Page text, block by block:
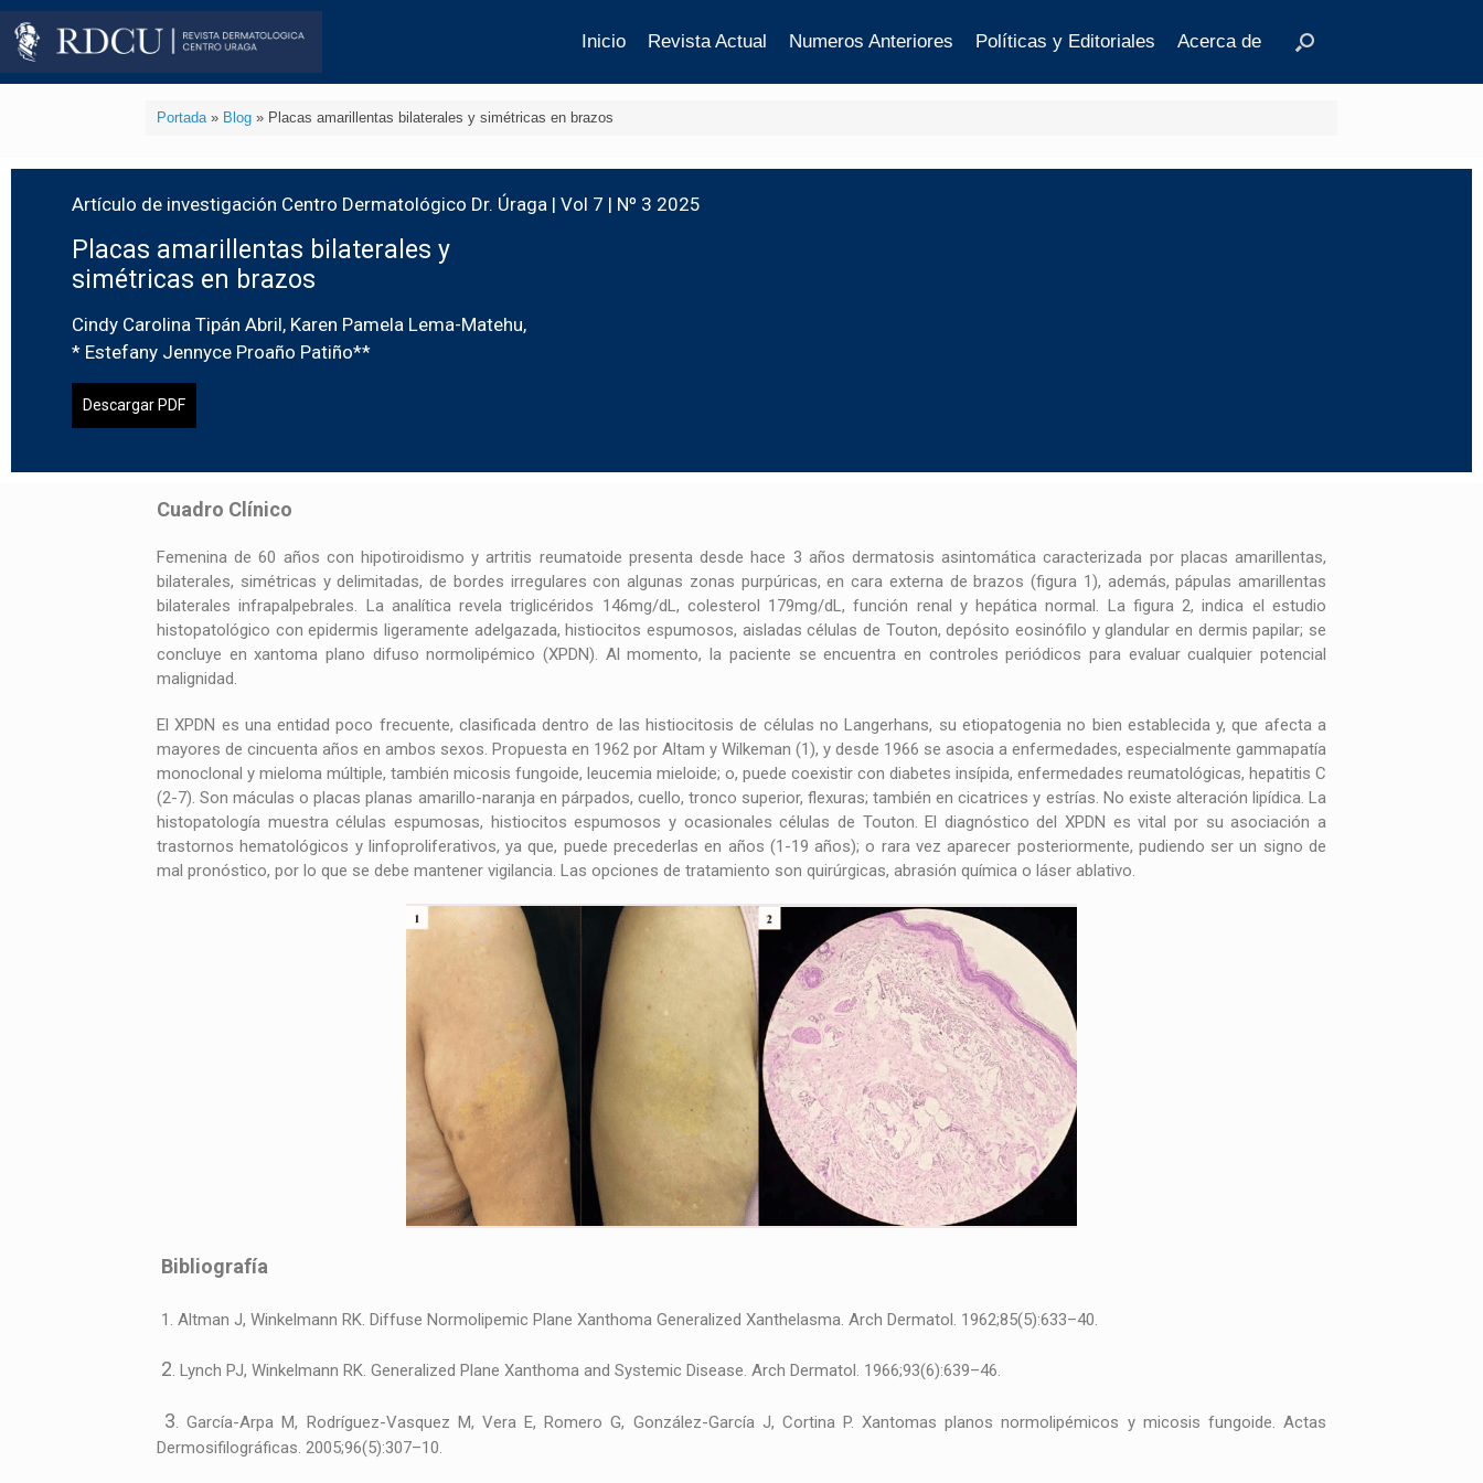
Inicio Revista Actual Numeros Anteriores Políticas y Editoriales Acerca de
Portada» Blog» Placas amarillentas bilaterales y simétricas en brazos
Artículo de investigación Centro Dermatológico Dr. Úraga | Vol 7 | Nº 3 2025
Placas amarillentas bilaterales y
simétricas en brazos
Cindy Carolina Tipán Abril, Karen Pamela Lema-Matehu,
* Estefany Jennyce Proaño Patiño**
Descargar PDF
Cuadro Clínico
Femenina de 60 años con hipotiroidismo y artritis reumatoide presenta desde hace 3 años dermatosis asintomática caracterizada por placas amarillentas,
bilaterales, simétricas y delimitadas, de bordes irregulares con algunas zonas purpúricas, en cara externa de brazos (figura 1), además, pápulas amarillentas
bilaterales infrapalpebrales. La analítica revela triglicéridos 146mg/dL, colesterol 179mg/dL, función renal y hepática normal. La figura 2, indica el estudio
histopatológico con epidermis ligeramente adelgazada, histiocitos espumosos, aisladas células de Touton, depósito eosinófilo y glandular en dermis papilar; se
concluye en xantoma plano difuso normolipémico (XPDN). Al momento, la paciente se encuentra en controles periódicos para evaluar cualquier potencial
malignidad.
El XPDN es una entidad poco frecuente, clasificada dentro de las histiocitosis de células no Langerhans, su etiopatogenia no bien establecida y, que afecta a
mayores de cincuenta años en ambos sexos. Propuesta en 1962 por Altam y Wilkeman (1), y desde 1966 se asocia a enfermedades, especialmente gammapatía
monoclonal y mieloma múltiple, también micosis fungoide, leucemia mieloide; o, puede coexistir con diabetes insípida, enfermedades reumatológicas, hepatitis C
(2-7). Son máculas o placas planas amarillo-naranja en párpados, cuello, tronco superior, flexuras; también en cicatrices y estrías. No existe alteración lipídica. La
histopatología muestra células espumosas, histiocitos espumosos y ocasionales células de Touton. El diagnóstico del XPDN es vital por su asociación a
trastornos hematológicos y linfoproliferativos, ya que, puede precederlas en años (1-19 años); o rara vez aparecer posteriormente, pudiendo ser un signo de
mal pronóstico, por lo que se debe mantener vigilancia. Las opciones de tratamiento son quirúrgicas, abrasión química o láser ablativo.
Bibliografía
1. Altman J, Winkelmann RK. Diffuse Normolipemic Plane Xanthoma Generalized Xanthelasma. Arch Dermatol. 1962;85(5):633–40.
2. Lynch PJ, Winkelmann RK. Generalized Plane Xanthoma and Systemic Disease. Arch Dermatol. 1966;93(6):639–46.
3. García-Arpa M, Rodríguez-Vasquez M, Vera E, Romero G, González-García J, Cortina P. Xantomas planos normolipémicos y micosis fungoide. Actas
Dermosifilográficas. 2005;96(5):307–10.